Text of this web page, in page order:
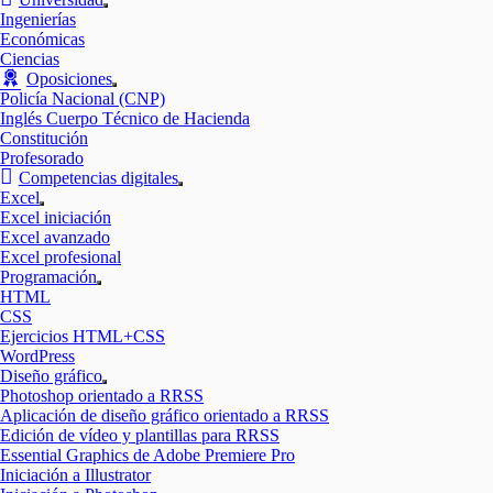
Mostrar
Ingenierías
Económicas
Ciencias
Oposiciones
Mostrar
el
submenú
Policía Nacional (CNP)
Inglés Cuerpo Técnico de Hacienda
Constitución
Profesorado
Competencias digitales
Mostrar
Excel
Mostrar
el
submenú
Excel iniciación
Excel avanzado
Excel profesional
Programación
Mostrar
HTML
CSS
Ejercicios HTML+CSS
WordPress
Diseño gráfico
Mostrar
el
submenú
Photoshop orientado a RRSS
Aplicación de diseño gráfico orientado a RRSS
Edición de vídeo y plantillas para RRSS
Essential Graphics de Adobe Premiere Pro
Iniciación a Illustrator